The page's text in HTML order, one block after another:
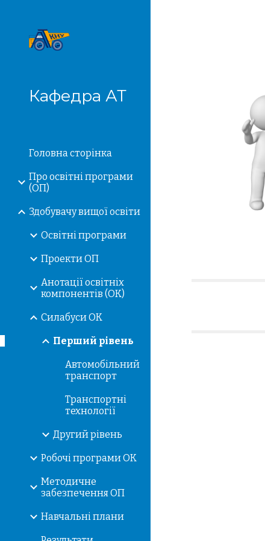
Кафедра АТ
Головна сторiнка
Про освітні програми
(ОП)
Здобувачу вищої освіти
Освітні програми
Проекти ОП
Анотації освітніх
компонентів (ОК)
Силабуси ОК
Перший рівень
Автомобільний
транспорт
Транспортні
технології
Другий рівень
Робочі програми ОК
Методичне
забезпечення ОП
Навчальні плани